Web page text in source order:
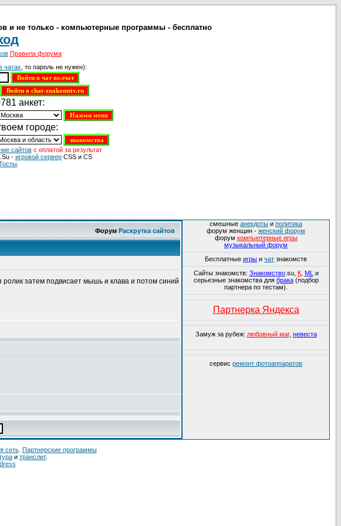
и не только - компьютерные программы - бесплатно
Правила форума
чатах , то пароль не нужен):
анкет:
городе:
сайтов с оплатой за результат
- игровой сервер CSS и CS
Форум Раскрутка сайтов
ролик затем подвисает мышь и клава и потом синий
смешные анекдоты и политика
форум женщин - женский форум
форум компьютерные игры
музыкальный форум
Бесплатные игры и чат знакомств
Сайты знакомств: Знакомство.su, К, ML и
серьезные знакомства для брака(подбор
партнера по тестам).
Партнерка Яндекса
Замуж за рубеж: любовный маг, невеста
сервис ремонт фотоаппаратов
сеть. Партнерские программы
и транслит.